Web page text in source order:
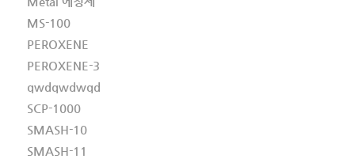
MS-100
PEROXENE
PEROXENE-3
qwdqwdwqd
SCP-1000
SMASH-10
SMASH-11